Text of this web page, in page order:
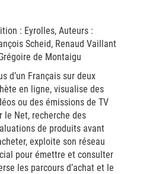
: Eyrolles, Auteurs :
Scheid, Renaud Vaillant
de Montaigu
d’un Français sur deux
en ligne, visualise des
ou des émissions de TV
le Net, recherche des
de produits avant
exploite son réseau
pour émettre et consulter
les parcours d’achat et le